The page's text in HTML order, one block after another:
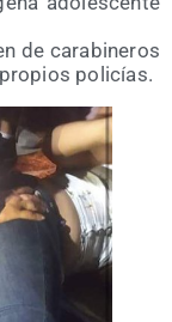
de cara­bi­ne­ros
policías.